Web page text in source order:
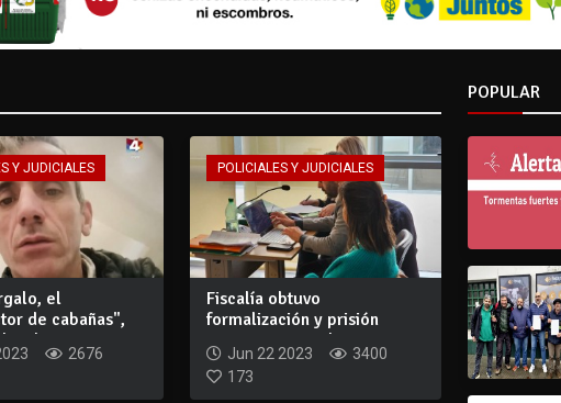
Y JUDICIALES
el
de cabañas",
2676
POLICIALES Y JUDICIALES
Fiscalía obtuvo
formalización y prisión
preventiva para los...
Jun 22 2023
3400
173
POPULAR